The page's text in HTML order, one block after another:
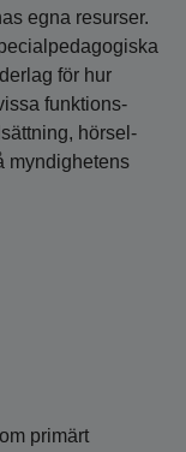
egna resurser.
för hur
funktions­
hörsel­
myndighetens
primärt